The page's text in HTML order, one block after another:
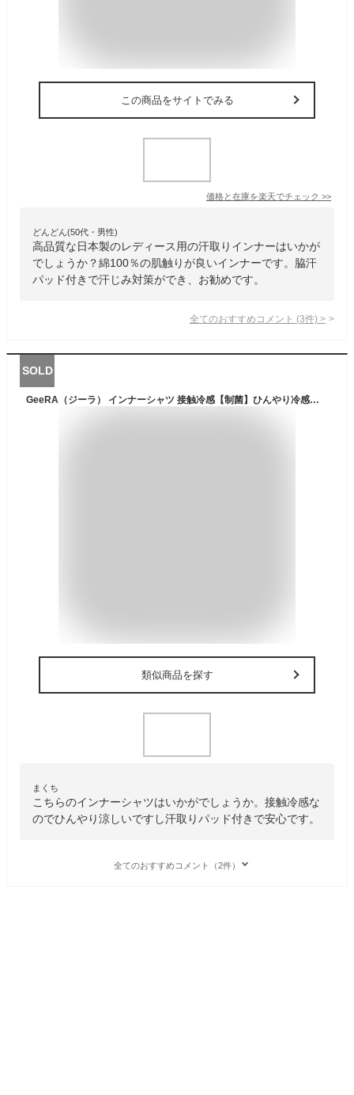
この商品をサイトでみる
価格と在庫を楽天でチェック >>
どんどん(50代・男性)
高品質な日本製のレディース用の汗取りインナーはいかが
でしょうか？綿100％の肌触りが良いインナーです。脇汗
パッド付きで汗じみ対策ができ、お勧めです。
全てのおすすめコメント (3件) >
SOLD
GeeRA（ジーラ） インナーシャツ 接触冷感【制菌】ひんやり冷感！汗取りパッド付クールシリーズ (M～5L) レディース 下着 吸水速乾 キャミソール タンクトップ フレンチ ストレッチ
類似商品を探す
まくち
こちらのインナーシャツはいかがでしょうか。接触冷感な
のでひんやり涼しいですし汗取りパッド付きで安心です。
全てのおすすめコメント（2件）